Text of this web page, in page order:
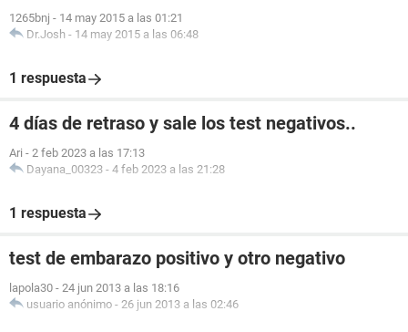
1265bnj - 14 may 2015 a las 01:21
Dr.Josh - 14 may 2015 a las 06:48
1 respuesta
4 días de retraso y sale los test negativos..
Ari - 2 feb 2023 a las 17:13
Dayana_00323 - 4 feb 2023 a las 21:28
1 respuesta
test de embarazo positivo y otro negativo
lapola30 - 24 jun 2013 a las 18:16
usuario anónimo - 26 jun 2013 a las 02:46